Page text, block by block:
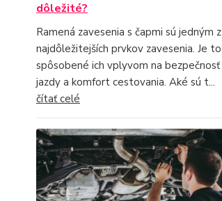
dôležité?
Ramená zavesenia s čapmi sú jedným z
najdôležitejších prvkov zavesenia. Je to
spôsobené ich vplyvom na bezpečnosť
jazdy a komfort cestovania. Aké sú t...
čítať celé